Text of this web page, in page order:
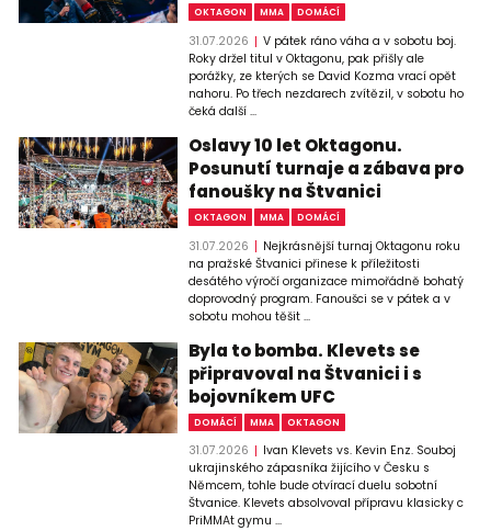
OKTAGON MMA DOMÁCÍ
31.07.2026
V pátek ráno váha a v sobotu boj.
Roky držel titul v Oktagonu, pak přišly ale
porážky, ze kterých se David Kozma vrací opět
nahoru. Po třech nezdarech zvítězil, v sobotu ho
čeká další ...
Oslavy 10 let Oktagonu.
Posunutí turnaje a zábava pro
fanoušky na Štvanici
OKTAGON MMA DOMÁCÍ
31.07.2026
Nejkrásnější turnaj Oktagonu roku
na pražské Štvanici přinese k příležitosti
desátého výročí organizace mimořádně bohatý
doprovodný program. Fanoušci se v pátek a v
sobotu mohou těšit ...
Byla to bomba. Klevets se
připravoval na Štvanici i s
bojovníkem UFC
DOMÁCÍ MMA OKTAGON
31.07.2026
Ivan Klevets vs. Kevin Enz. Souboj
ukrajinského zápasníka žijícího v Česku s
Němcem, tohle bude otvírací duelu sobotní
Štvanice. Klevets absolvoval přípravu klasicky c
PriMMAt gymu ...